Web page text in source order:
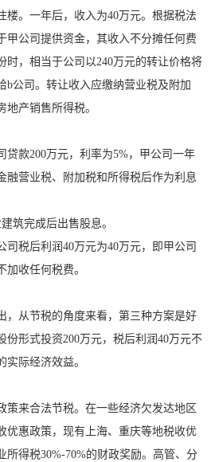
楼。一年后，收入为40万元。根据税法
甲公司提供资金，其收入不分摊任何费
时，相当于公司以240万元的转让价格将
b公司。转让收入应缴纳营业税及附加
地产销售所得税。
贷款200万元，利率为5%，甲公司一年
融营业税、附加税和所得税后作为利息
筑完成后出售股息。
司税后利润40万元为40万元，即甲公司
加收任何税费。
，从节税的角度来看，第三种方案是好
份形式投资200万元，税后利润40万元不
实际经济效益。
策来合法节税。在一些经济欠发达地区
优惠政策，现有上海、重庆等地税收优
所得税30%-70%的财政奖励。高管、分